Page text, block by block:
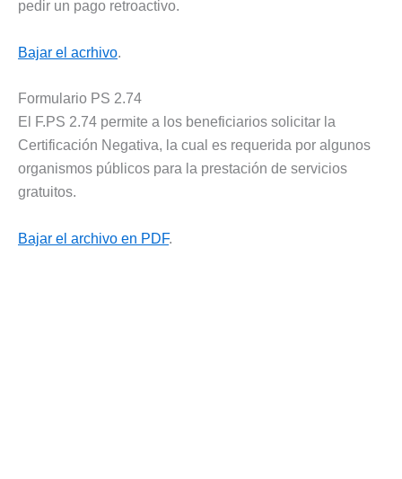
pedir un pago retroactivo.
Bajar el acrhivo.
Formulario PS 2.74
El F.PS 2.74 permite a los beneficiarios solicitar la
Certificación Negativa, la cual es requerida por algunos
organismos públicos para la prestación de servicios
gratuitos.
Bajar el archivo en PDF.